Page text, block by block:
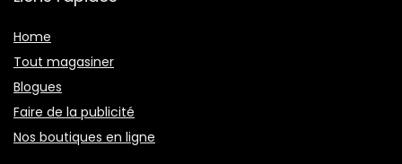
Home
Tout magasiner
Blogues
Faire de la publicité
Nos boutiques en ligne